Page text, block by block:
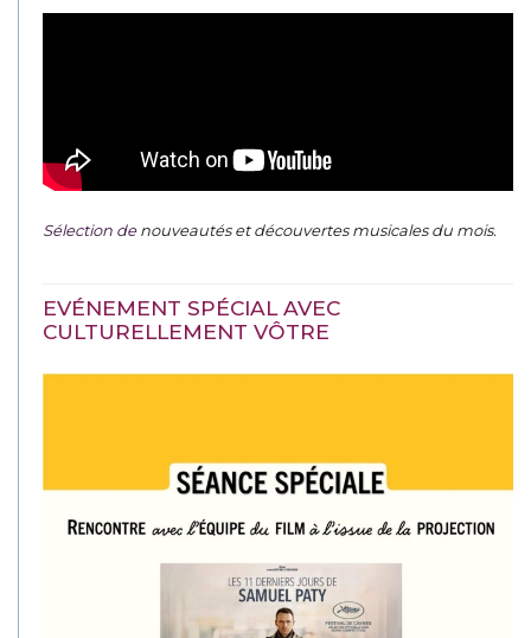
Sélection denouveautés et découvertes musicales du mois.
EVÉNEMENT SPÉCIAL AVEC
CULTURELLEMENT VÔTRE